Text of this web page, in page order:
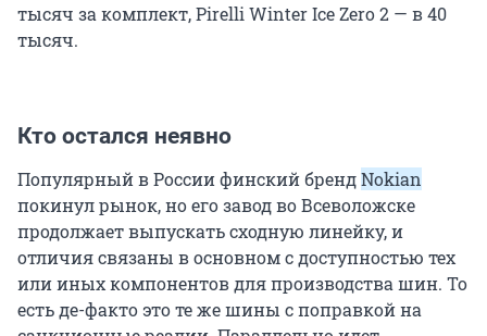
тысяч за комплект, Pirelli Winter Ice Zero 2 — в 40
тысяч.
Кто остался неявно
Популярный в России финский брендNokian
покинул рынок, но его завод во Всеволожске
продолжает выпускать сходную линейку, и
отличия связаны в основном с доступностью тех
или иных компонентов для производства шин. То
есть де-факто это те же шины с поправкой на